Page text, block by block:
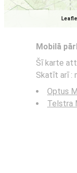
Mobilā
Šī karte
Skatīt arī :
Optus
Telstra